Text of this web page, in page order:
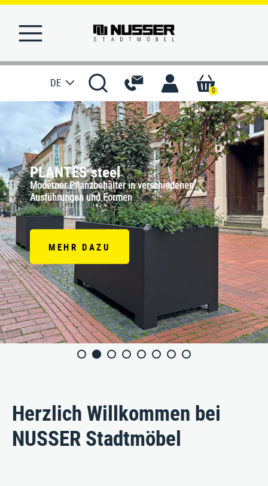
DE
0
STARTSEITE
MERKLISTE
REFERENZEN
PRODUKTE
SERVICE
ÜBER UNS
KONTAKT
Nusser Stadtmöbel GmbH & Co. KG
Max-Eyth-Straße 33, D-71364 Winnenden
PLANTES steel
Moderner Pflanzbehälter in verschiedenen
Ausführungen und Formen
MEHR DAZU
Herzlich Willkommen bei
NUSSER Stadtmöbel